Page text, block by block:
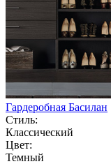
Гардеробная Басилан
Стиль:
Классический
Цвет:
Темный